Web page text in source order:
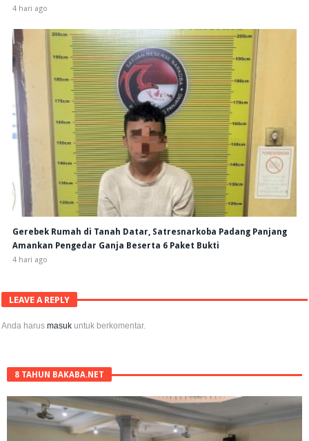
4 hari ago
Gerebek Rumah di Tanah Datar, Satresnarkoba Padang Panjang
Amankan Pengedar Ganja Beserta 6 Paket Bukti
4 hari ago
LEAVE A REPLY
Anda harusmasuk untuk berkomentar.
8 TAHUN BAKABA.NET